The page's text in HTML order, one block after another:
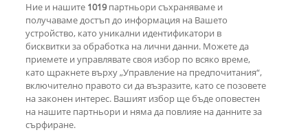
РЕКЛАМА
КОМЕНТАРИ
Ние и нашите 1019партньори съхраняваме и
получаваме достъп до информация на Вашето
устройство, като уникални идентификатори в
бисквитки за обработка на лични данни. Можете да
приемете и управлявате своя избор по всяко време,
като щракнете върху „Управление на предпочитания“,
включително правото си да възразите, като се позовете
на законен интерес. Вашият избор ще бъде оповестен
на нашите партньори и няма да повлияе на данните за
сърфиране.